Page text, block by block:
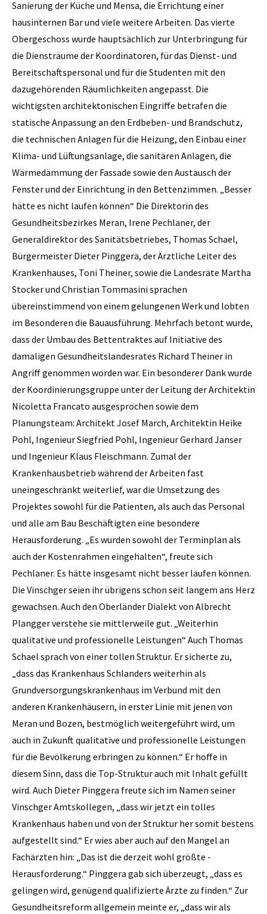
Sanierung der Küche und Mensa, die Errichtung einer
hausinternen Bar und viele weitere Arbeiten. Das vierte
Obergeschoss wurde hauptsächlich zur Unterbringung für
die Diensträume der Koordinatoren, für das Dienst- und
Bereitschaftspersonal und für die Studenten mit den
dazugehörenden Räumlichkeiten angepasst. Die
wichtigsten ­architektonischen Eingriffe betrafen die
statische Anpassung an den Erdbeben- und Brandschutz,
die technischen Anlagen für die Heizung, den Einbau einer
Klima- und Lüftungsanlage, die sanitären Anlagen, die
Wärmedämmung der Fassade sowie den Austausch der
Fenster und der Einrichtung in den Bettenzimmen. „Besser
hätte es nicht laufen können“ Die Direktorin des
Gesundheitsbezirkes Meran, Irene Pechlaner, der
Generaldirektor des Sanitätsbetriebes, Thomas Schael,
Bürgermeister Dieter Pinggera, der Ärztliche Leiter des
Krankenhauses, Toni Theiner, sowie die Landesräte Martha
Stocker und Christian ­Tommasini sprachen
übereinstimmend von einem gelungenen Werk und lobten
im Besonderen die Bauausführung. Mehrfach betont wurde,
dass der Umbau des Bettentraktes auf Initiative des
damaligen Gesundheitslandesrates Richard Theiner in
Angriff genommen worden war. Ein besonderer Dank wurde
der Koordinierungsgruppe unter der Leitung der Architektin
Nicoletta Francato ausge­sprochen sowie dem
Planungsteam: Architekt ­Josef March, Architektin Heike
Pohl, Ingenieur Siegfried Pohl, Ingenieur Gerhard Janser
und Ingenieur Klaus Fleischmann. Zumal der
Krankenhausbetrieb während der Arbeiten fast
uneingeschränkt weiterlief, war die Umsetzung des
Projektes sowohl für die Patienten, als auch das Personal
und alle am Bau Beschäftigten eine besondere
Herausforderung. „Es wurden sowohl der Terminplan als
auch der Kostenrahmen eingehalten“, freute sich
Pechlaner. Es hätte insgesamt nicht besser laufen können.
Die Vinschger seien ihr übrigens schon seit langem ans Herz
gewachsen. Auch den Oberländer Dialekt von Albrecht
Plangger verstehe sie mittlerweile gut. „Weiterhin
qualitative und professionelle Leistungen“ Auch Thomas
Schael sprach von einer tollen Struktur. Er ­sicherte zu,
„dass das Krankenhaus Schlanders weiterhin als
Grundversorgungskrankenhaus im Verbund mit den
anderen Krankenhäusern, in erster Linie mit jenen von
Meran und Bozen, bestmöglich weitergeführt wird, um
auch in Zukunft qualitative und professionelle Leistungen
für die Bevölkerung erbringen zu können.“ Er hoffe in
diesem Sinn, dass die Top-Struktur auch mit Inhalt gefüllt
wird. Auch Dieter Pinggera freute sich im Namen seiner
Vinschger Amtskollegen, „dass wir jetzt ein tolles
Krankenhaus haben und von der Struktur her somit bestens
aufgestellt sind.“ Er wies aber auch auf den Mangel an
Fachärzten hin: „Das ist die derzeit wohl größte ­
Herausforderung.“ ­Pinggera gab sich überzeugt, „dass es
gelingen wird, genügend qualifizierte Ärzte zu finden.“ Zur
Gesundheitsreform allgemein meinte er, „dass wir als